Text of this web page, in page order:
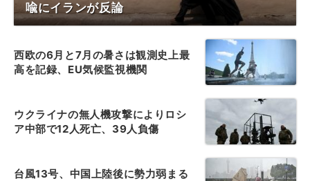
喩にイランが反論
西欧の6月と7月の暑さは観測史上最
高を記録、EU気候監視機関
ウクライナの無人機攻撃によりロシ
ア中部で12人死亡、39人負傷
台風13号、中国上陸後に勢力弱まる